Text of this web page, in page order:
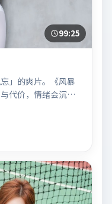
99:25
」的爽片。《风暴
代价，情绪会沉一